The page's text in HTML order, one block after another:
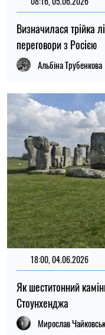
Визначилася трійка
переговори з Росією
Альбіна Трубенкова
18:00, 04.06.2026
Як шеститонний
Стоунхенджа
Мирослав